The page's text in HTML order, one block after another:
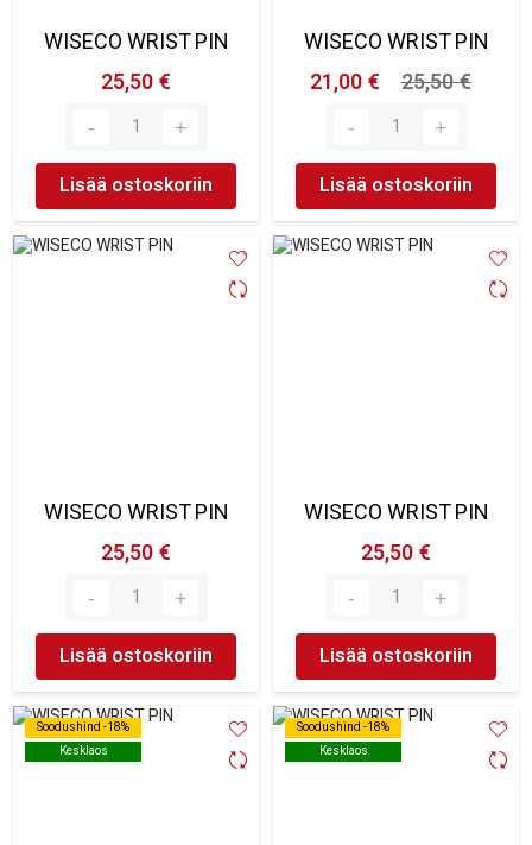
WISECO WRIST PIN
25,50 €
Lisää ostoskoriin
WISECO WRIST PIN
21,00 €
25,50 €
Lisää ostoskoriin
WISECO WRIST PIN
25,50 €
Lisää ostoskoriin
WISECO WRIST PIN
25,50 €
Lisää ostoskoriin
Soodushind -18%
Kesklaos
Soodushind -18%
Kesklaos
Soodushind -18%
Kesklaos
Soodushind -18%
Kesklaos